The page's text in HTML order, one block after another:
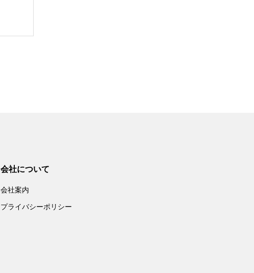
会社について
会社案内
プライバシーポリシー